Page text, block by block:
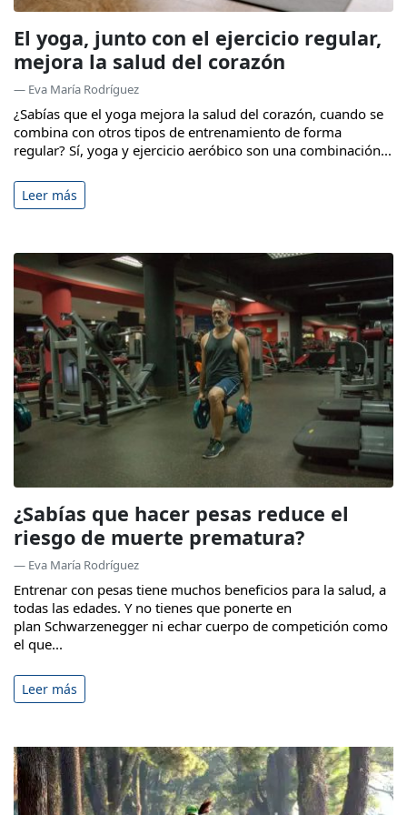
El yoga, junto con el ejercicio regular,
mejora la salud del corazón
— Eva María Rodríguez
¿Sabías que el yoga mejora la salud del corazón, cuando se
combina con otros tipos de entrenamiento de forma
regular? Sí, yoga y ejercicio aeróbico son una combinación...
Leer más
¿Sabías que hacer pesas reduce el
riesgo de muerte prematura?
— Eva María Rodríguez
Entrenar con pesas tiene muchos beneficios para la salud, a
todas las edades. Y no tienes que ponerte en
plan Schwarzenegger ni echar cuerpo de competición como
el que...
Leer más